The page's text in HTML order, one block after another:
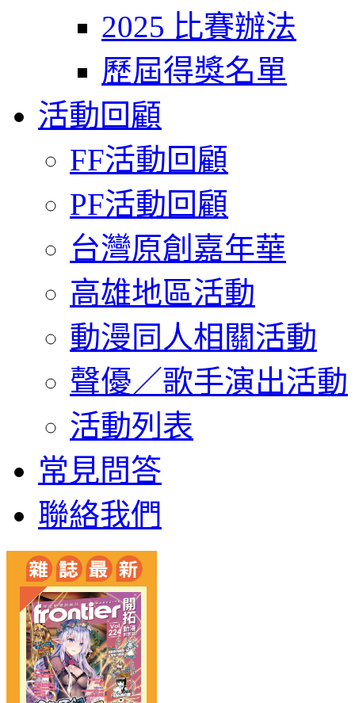
2025 比賽辦法
歷屆得獎名單
活動回顧
FF活動回顧
PF活動回顧
台灣原創嘉年華
高雄地區活動
動漫同人相關活動
聲優／歌手演出活動
活動列表
常見問答
聯絡我們